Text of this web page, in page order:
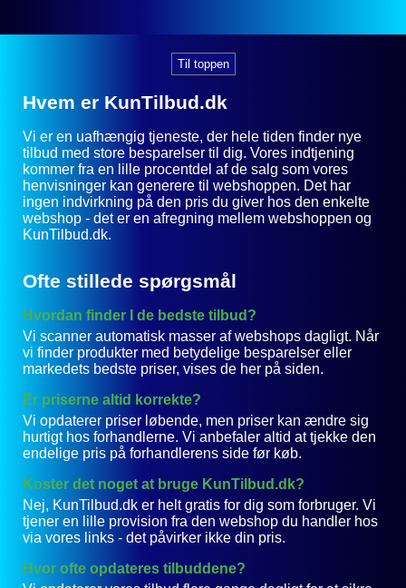
Til toppen
Hvem er KunTilbud.dk
Vi er en uafhængig tjeneste, der hele tiden finder nye
tilbud med store besparelser til dig. Vores indtjening
kommer fra en lille procentdel af de salg som vores
henvisninger kan generere til webshoppen. Det har
ingen indvirkning på den pris du giver hos den enkelte
webshop - det er en afregning mellem webshoppen og
KunTilbud.dk.
Ofte stillede spørgsmål
Hvordan finder I de bedste tilbud?
Vi scanner automatisk masser af webshops dagligt. Når
vi finder produkter med betydelige besparelser eller
markedets bedste priser, vises de her på siden.
Er priserne altid korrekte?
Vi opdaterer priser løbende, men priser kan ændre sig
hurtigt hos forhandlerne. Vi anbefaler altid at tjekke den
endelige pris på forhandlerens side før køb.
Koster det noget at bruge KunTilbud.dk?
Nej, KunTilbud.dk er helt gratis for dig som forbruger. Vi
tjener en lille provision fra den webshop du handler hos
via vores links - det påvirker ikke din pris.
Hvor ofte opdateres tilbuddene?